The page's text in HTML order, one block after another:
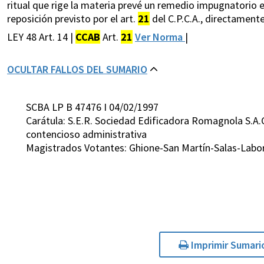
ritual que rige la materia prevé un remedio impugnatorio
reposición previsto por el art. 21 del C.P.C.A.,
LEY 48 Art. 14 | CCAB Art. 21 Ver Norma |
OCULTAR FALLOS DEL SUMARIO
SCBA LP B 47476 I 04/02/1997
Carátula: S.E.R. Sociedad Edificadora Romagnola
contencioso administrativa
Magistrados Votantes: Ghione-San Martín-Salas-
Imprimir